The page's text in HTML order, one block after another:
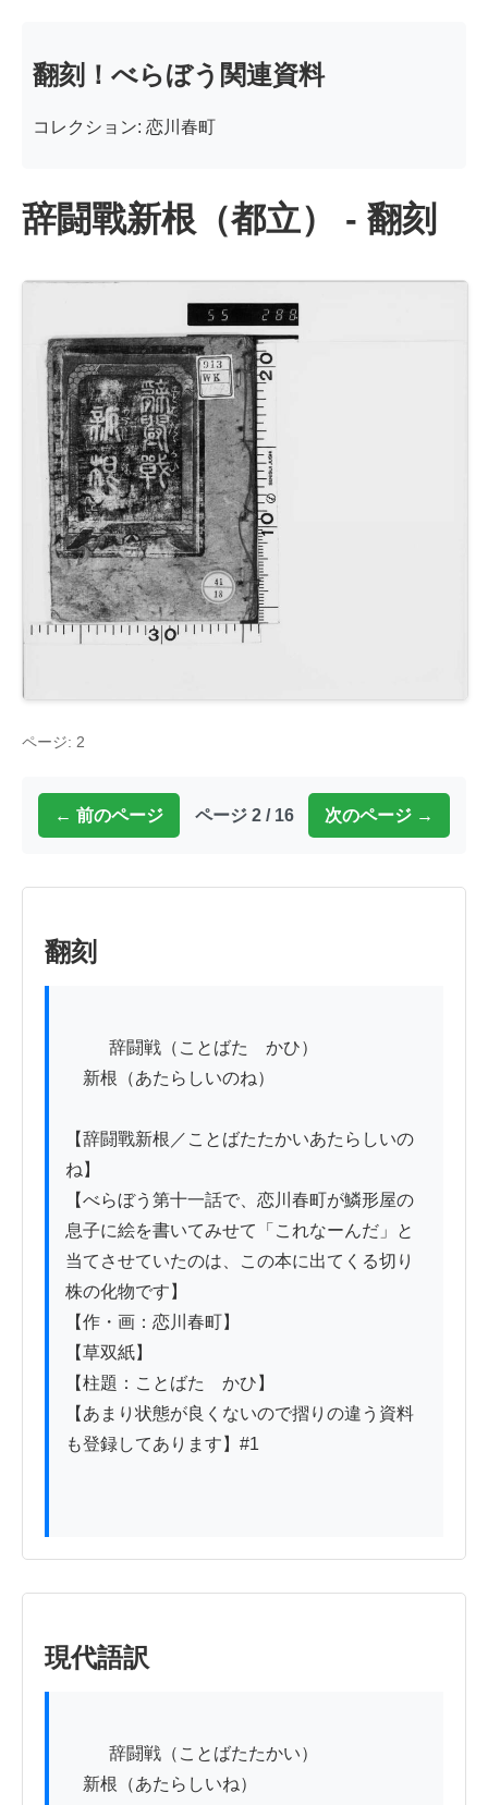
翻刻！べらぼう関連資料
コレクション: 恋川春町
辞闘戰新根（都立） - 翻刻
ページ: 2
← 前のページ ページ 2 / 16 次のページ →
翻刻
新根（あたらしいのね）
【辞闘戰新根／ことばたたかいあたらしいの
ね】
【べらぼう第十一話で、恋川春町が鱗形屋の
息子に絵を書いてみせて「これなーんだ」と
当てさせていたのは、この本に出てくる切り
株の化物です】
【作・画：恋川春町】
【草双紙】
【柱題：ことばたゝかひ】
【あまり状態が良くないので摺りの違う資料
も登録してあります】#1
現代語訳
新根（あたらしいね）